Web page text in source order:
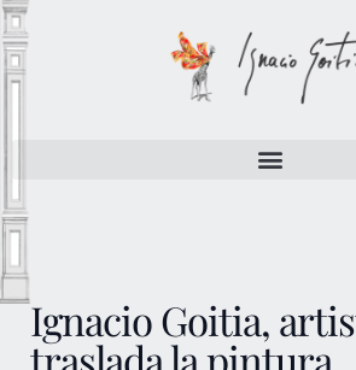
Ignacio Goitia,
traslada la pintura